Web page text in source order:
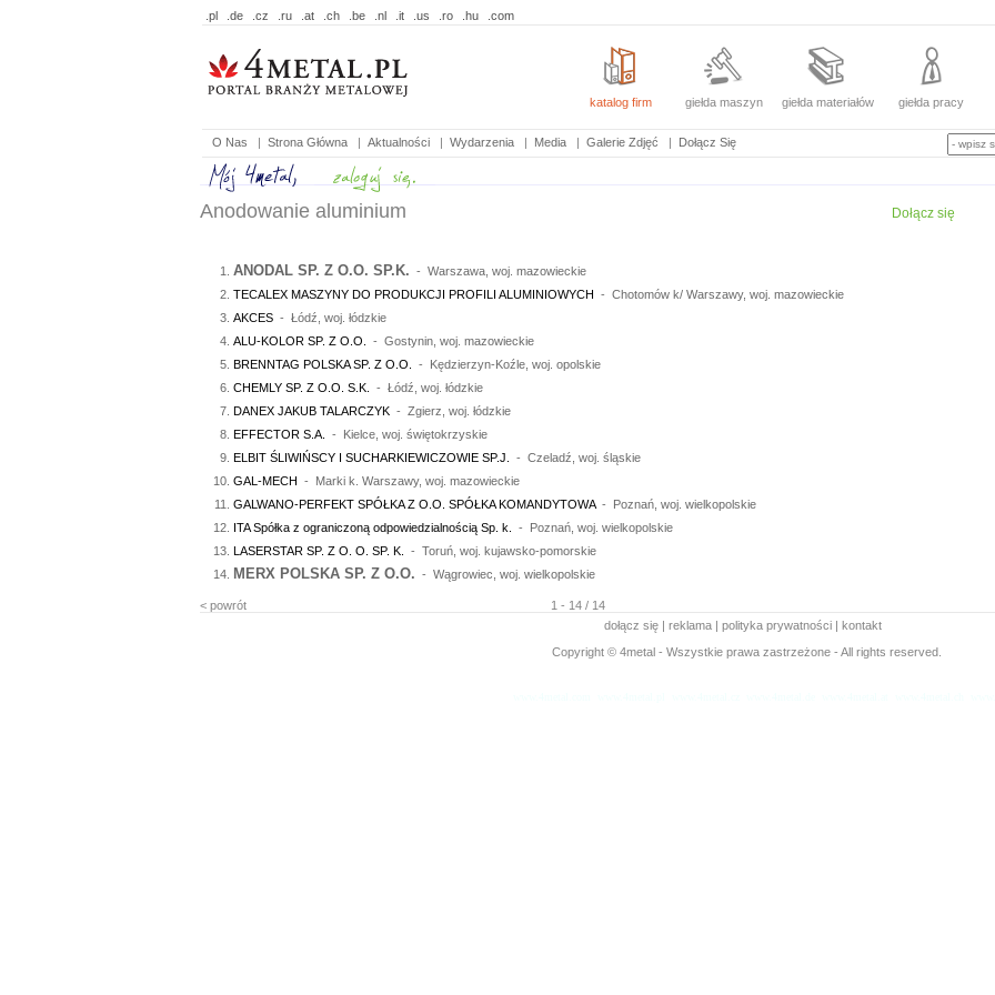
.pl .de .cz .ru .at .ch .be .nl .it .us .ro .hu .com
katalog firm giełda maszyn giełda materiałów giełda pracy
O Nas | Strona Główna | Aktualności | Wydarzenia | Media | Galerie Zdjęć | Dołącz Się
Anodowanie aluminium Dołącz się
ANODAL SP. Z O.O. SP.K. - Warszawa, woj. mazowieckie
TECALEX MASZYNY DO PRODUKCJI PROFILI ALUMINIOWYCH - Chotomów k/ Warszawy, woj. mazowieckie
AKCES - Łódź, woj. łódzkie
ALU-KOLOR SP. Z O.O.
- Gostynin, woj. mazowieckie
BRENNTAG POLSKA SP. Z O.O.
- Kędzierzyn-Koźle, woj. opolskie
CHEMLY SP. Z O.O. S.K.
- Łódź, woj. łódzkie
DANEX JAKUB TALARCZYK - Zgierz, woj. łódzkie
EFFECTOR S.A.
- Kielce, woj. świętokrzyskie
ELBIT ŚLIWIŃSCY I SUCHARKIEWICZOWIE SP.J.
- Czeladź, woj. śląskie
GAL-MECH - Marki k. Warszawy, woj. mazowieckie
GALWANO-PERFEKT SPÓŁKA Z O.O. SPÓŁKA KOMANDYTOWA- Poznań, woj. wielkopolskie
ITA Spółka z ograniczoną odpowiedzialnością Sp. k.
- Poznań, woj. wielkopolskie
LASERSTAR SP. Z O. O. SP. K.
- Toruń, woj. kujawsko-pomorskie
MERX POLSKA SP. Z O.O. - Wągrowiec, woj. wielkopolskie
< powrót
1 - 14 / 14
dołącz się | reklama | polityka prywatności | kontakt
Copyright © 4metal - Wszystkie prawa zastrzeżone - All rights reserved.